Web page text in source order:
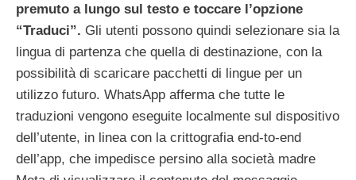
premuto a lungo sul testo e toccare l’opzione
“Traduci”. Gli utenti possono quindi selezionare sia la
lingua di partenza che quella di destinazione, con la
possibilità di scaricare pacchetti di lingue per un
utilizzo futuro. WhatsApp afferma che tutte le
traduzioni vengono eseguite localmente sul dispositivo
dell’utente, in linea con la crittografia end-to-end
dell’app, che impedisce persino alla società madre